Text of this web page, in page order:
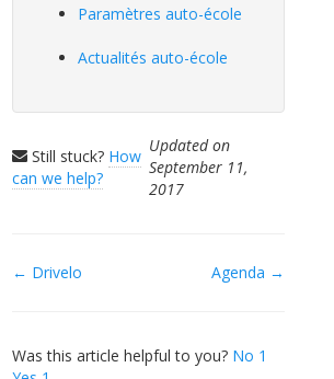
Paramètres auto-école
Actualités auto-école
Still stuck? How
can we help?
Updated on
September 11,
2017
Doc
← Drivelo Agenda →
Was this article helpful to you? No 1